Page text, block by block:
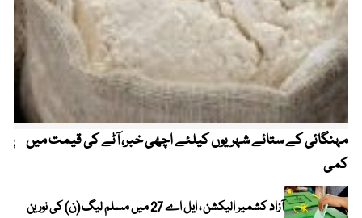
مہنگائی کے ستائے شہریوں کیلئے اچھی خبر، آٹے کی قیمت میں
کمی
آزاد کشمیر الیکشن ، ایل اے 27 میں مسلم لیگ (ن) کی نورین